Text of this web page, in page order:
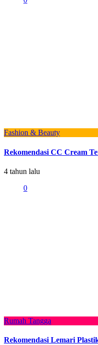
Fashion & Beauty
Rekomendasi CC Cream
4 tahun lalu
0
Rumah Tangga
Rekomendasi Lemari